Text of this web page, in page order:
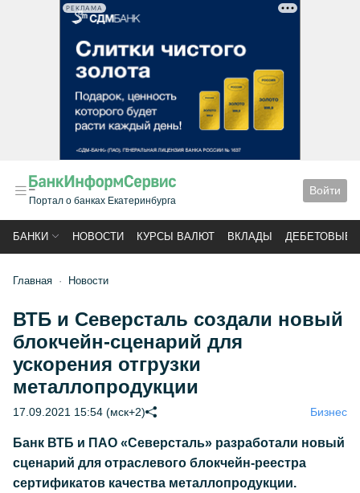
РЕКЛАМА
Портал о банках Екатеринбурга
Войти
БАНКИ НОВОСТИ КУРСЫ ВАЛЮТ ВКЛАДЫ ДЕБЕТОВЫЕ
Главная Новости
ВТБ и Северсталь создали новый
блокчейн-сценарий для
ускорения отгрузки
металлопродукции
17.09.2021 15:54 (мск+2) Бизнес
Банк ВТБ и ПАО «Северсталь» разработали новый
сценарий для отраслевого блокчейн-реестра
сертификатов качества металлопродукции.